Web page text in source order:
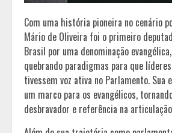
Com uma história pioneira no cenário
Mário de Oliveira foi o primeiro
Brasil por uma denominação
quebrando paradigmas para que
tivessem voz ativa no Parlamento. Sua
um marco para os evangélicos,
desbravador e referência na